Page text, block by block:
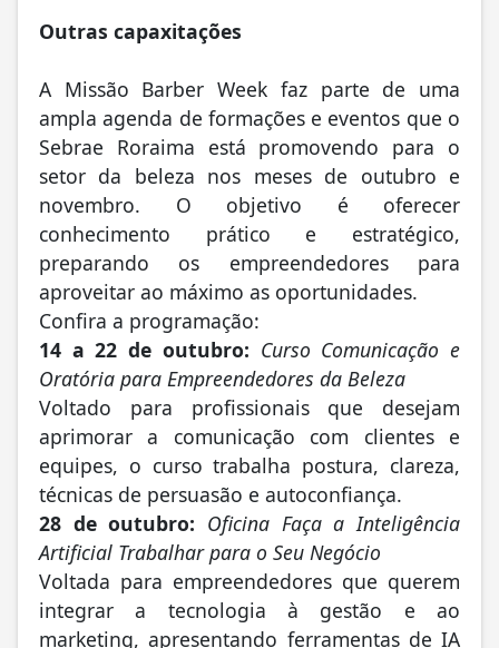
Outras capaxitações
A Missão Barber Week faz parte de uma
ampla agenda de formações e eventos que o
Sebrae Roraima está promovendo para o
setor da beleza nos meses de outubro e
novembro. O objetivo é oferecer
conhecimento prático e estratégico,
preparando os empreendedores para
aproveitar ao máximo as oportunidades.
Confira a programação:
14 a 22 de outubro: Curso Comunicação e
Oratória para Empreendedores da Beleza
Voltado para profissionais que desejam
aprimorar a comunicação com clientes e
equipes, o curso trabalha postura, clareza,
técnicas de persuasão e autoconfiança.
28 de outubro: Oficina Faça a Inteligência
Artificial Trabalhar para o Seu Negócio
Voltada para empreendedores que querem
integrar a tecnologia à gestão e ao
marketing, apresentando ferramentas de IA